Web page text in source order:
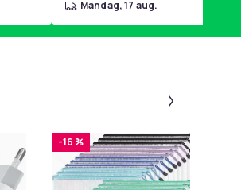
mandag, 17 aug.
-16 %